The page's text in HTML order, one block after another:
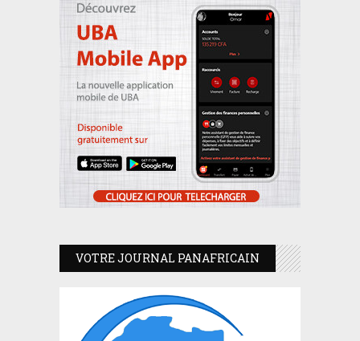
VOTRE JOURNAL PANAFRICAIN